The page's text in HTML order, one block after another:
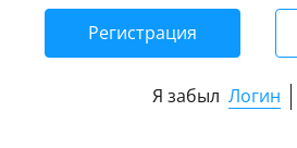
Регистрация
Я забыл Логин